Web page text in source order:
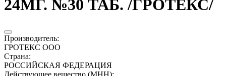
24МГ. №30 ТАБ. /ГРОТЕКС/
Производитель:
ГРОТЕКС ООО
Страна:
РОССИЙСКАЯ ФЕДЕРАЦИЯ
Действующее вещество (МНН):